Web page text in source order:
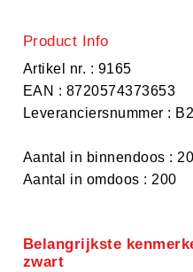
Product Info
Artikel nr. : 9165
EAN : 8720574373653
Leveranciersnummer :
Aantal in binnendoos : 20
Aantal in omdoos : 200
Belangrijkste
zwart